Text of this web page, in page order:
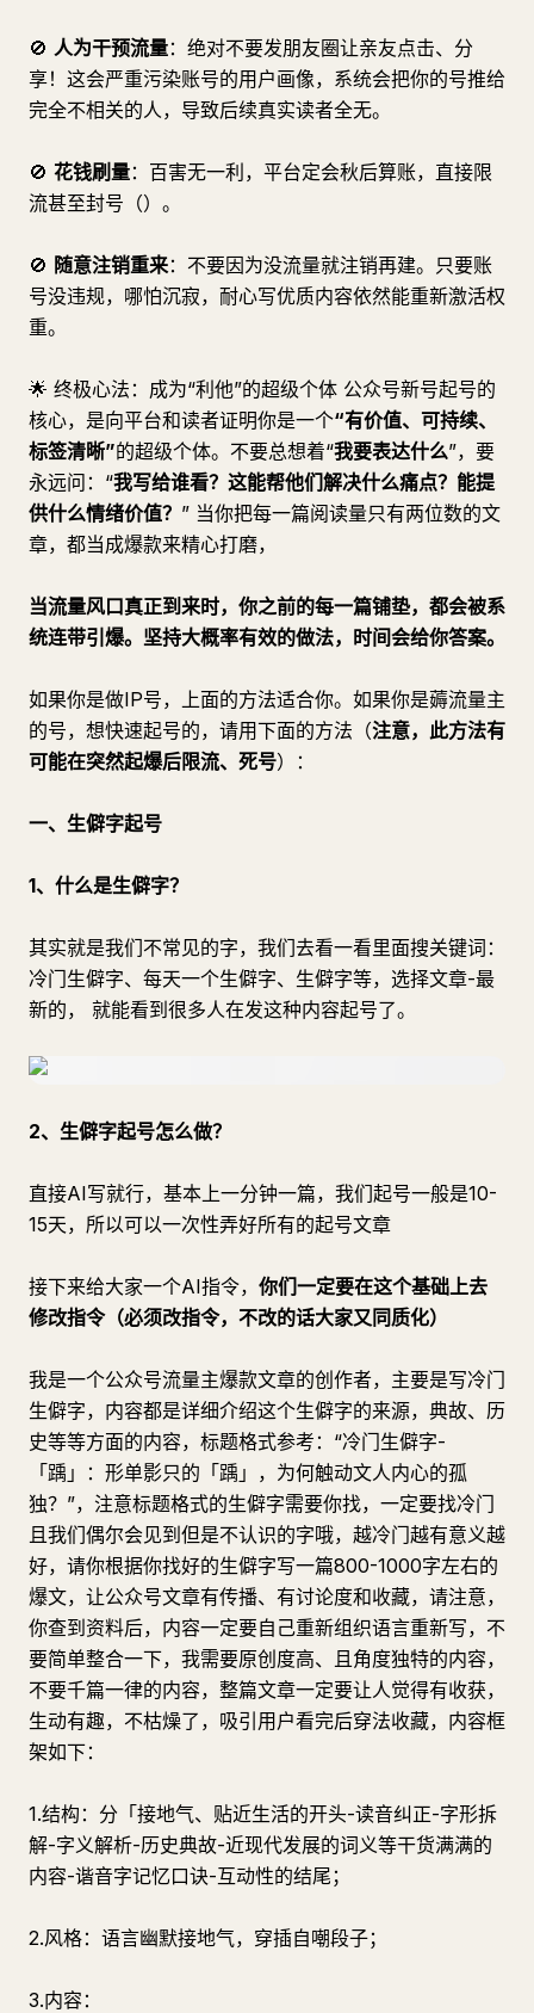
🚫 人为干预流量：绝对不要发朋友圈让亲友点击、分
享！这会严重污染账号的用户画像，系统会把你的号推给
完全不相关的人，导致后续真实读者全无。
🚫 花钱刷量：百害无一利，平台定会秋后算账，直接限
流甚至封号（）。
🚫 随意注销重来：不要因为没流量就注销再建。只要账
号没违规，哪怕沉寂，耐心写优质内容依然能重新激活权
重。
🌟 终极心法：成为“利他”的超级个体 公众号新号起号的
核心，是向平台和读者证明你是一个“有价值、可持续、
标签清晰”的超级个体。不要总想着“我要表达什么”，要
永远问：“我写给谁看？这能帮他们解决什么痛点？能提
供什么情绪价值？ ” 当你把每一篇阅读量只有两位数的文
章，都当成爆款来精心打磨，
当流量风口真正到来时，你之前的每一篇铺垫，都会被系
统连带引爆。坚持大概率有效的做法，时间会给你答案。
如果你是做IP号，上面的方法适合你。如果你是薅流量主
的号，想快速起号的，请用下面的方法（注意，此方法有
可能在突然起爆后限流、死号）：
一、生僻字起号
1、什么是生僻字？
其实就是我们不常见的字，我们去看一看里面搜关键词：
冷门生僻字、每天一个生僻字、生僻字等，选择文章-最
新的， 就能看到很多人在发这种内容起号了。
2、生僻字起号怎么做？
直接AI写就行，基本上一分钟一篇，我们起号一般是10-
15天，所以可以一次性弄好所有的起号文章
接下来给大家一个AI指令， 你们一定要在这个基础上去
修改指令（必须改指令，不改的话大家又同质化）
我是一个公众号流量主爆款文章的创作者，主要是写冷门
生僻字，内容都是详细介绍这个生僻字的来源，典故、历
史等等方面的内容，标题格式参考：“冷门生僻字-
「踽」：形单影只的「踽」，为何触动文人内心的孤
独？”，注意标题格式的生僻字需要你找，一定要找冷门
且我们偶尔会见到但是不认识的字哦，越冷门越有意义越
好，请你根据你找好的生僻字写一篇800-1000字左右的
爆文，让公众号文章有传播、有讨论度和收藏，请注意，
你查到资料后，内容一定要自己重新组织语言重新写，不
要简单整合一下，我需要原创度高、且角度独特的内容，
不要千篇一律的内容，整篇文章一定要让人觉得有收获，
生动有趣，不枯燥了，吸引用户看完后穿法收藏，内容框
架如下：
1.结构：分「接地气、贴近生活的开头-读音纠正-字形拆
解-字义解析-历史典故-近现代发展的词义等干货满满的
内容-谐音字记忆口诀-互动性的结尾；
2.风格：语言幽默接地气，穿插自嘲段子；
3.内容：